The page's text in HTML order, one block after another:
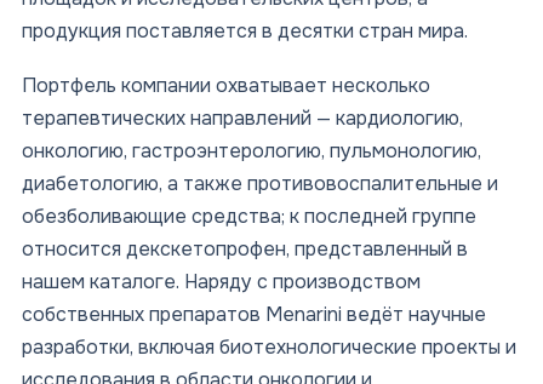
продукция поставляется в десятки стран мира.
Портфель компании охватывает несколько
терапевтических направлений — кардиологию,
онкологию, гастроэнтерологию, пульмонологию,
диабетологию, а также противовоспалительные и
обезболивающие средства; к последней группе
относится декскетопрофен, представленный в
нашем каталоге. Наряду с производством
собственных препаратов Menarini ведёт научные
разработки, включая биотехнологические проекты и